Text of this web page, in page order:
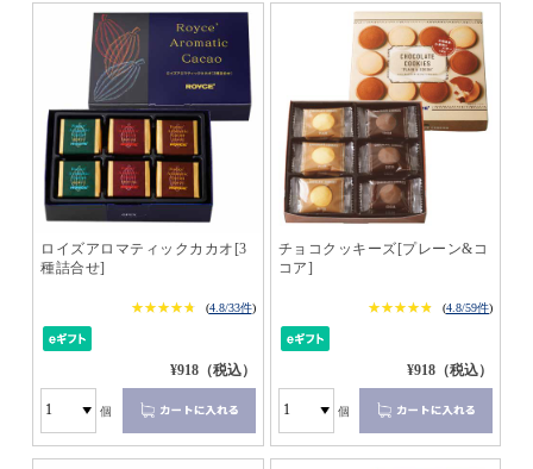
ロイズアロマティックカカオ[3
種詰合せ]
★★★★★
★★★★★ (4.8/33件)
¥918（税込）
個
チョコクッキーズ[プレーン&コ
コア]
★★★★★
★★★★★ (4.8/59件)
¥918（税込）
個